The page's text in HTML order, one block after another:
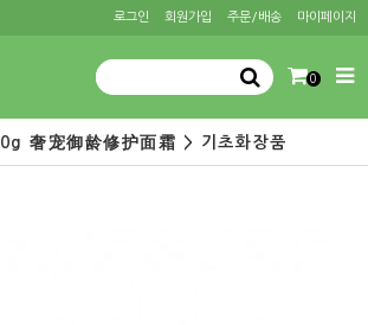
로그인 회원가입 주문/배송 마이페이지
0
奢宠御龄修护面霜 > 기초화장품